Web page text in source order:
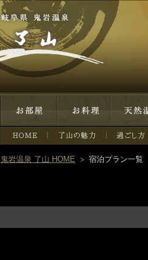
お部屋 お料理 天然温泉
鬼岩温泉 了山 HOME 宿泊プラン一覧